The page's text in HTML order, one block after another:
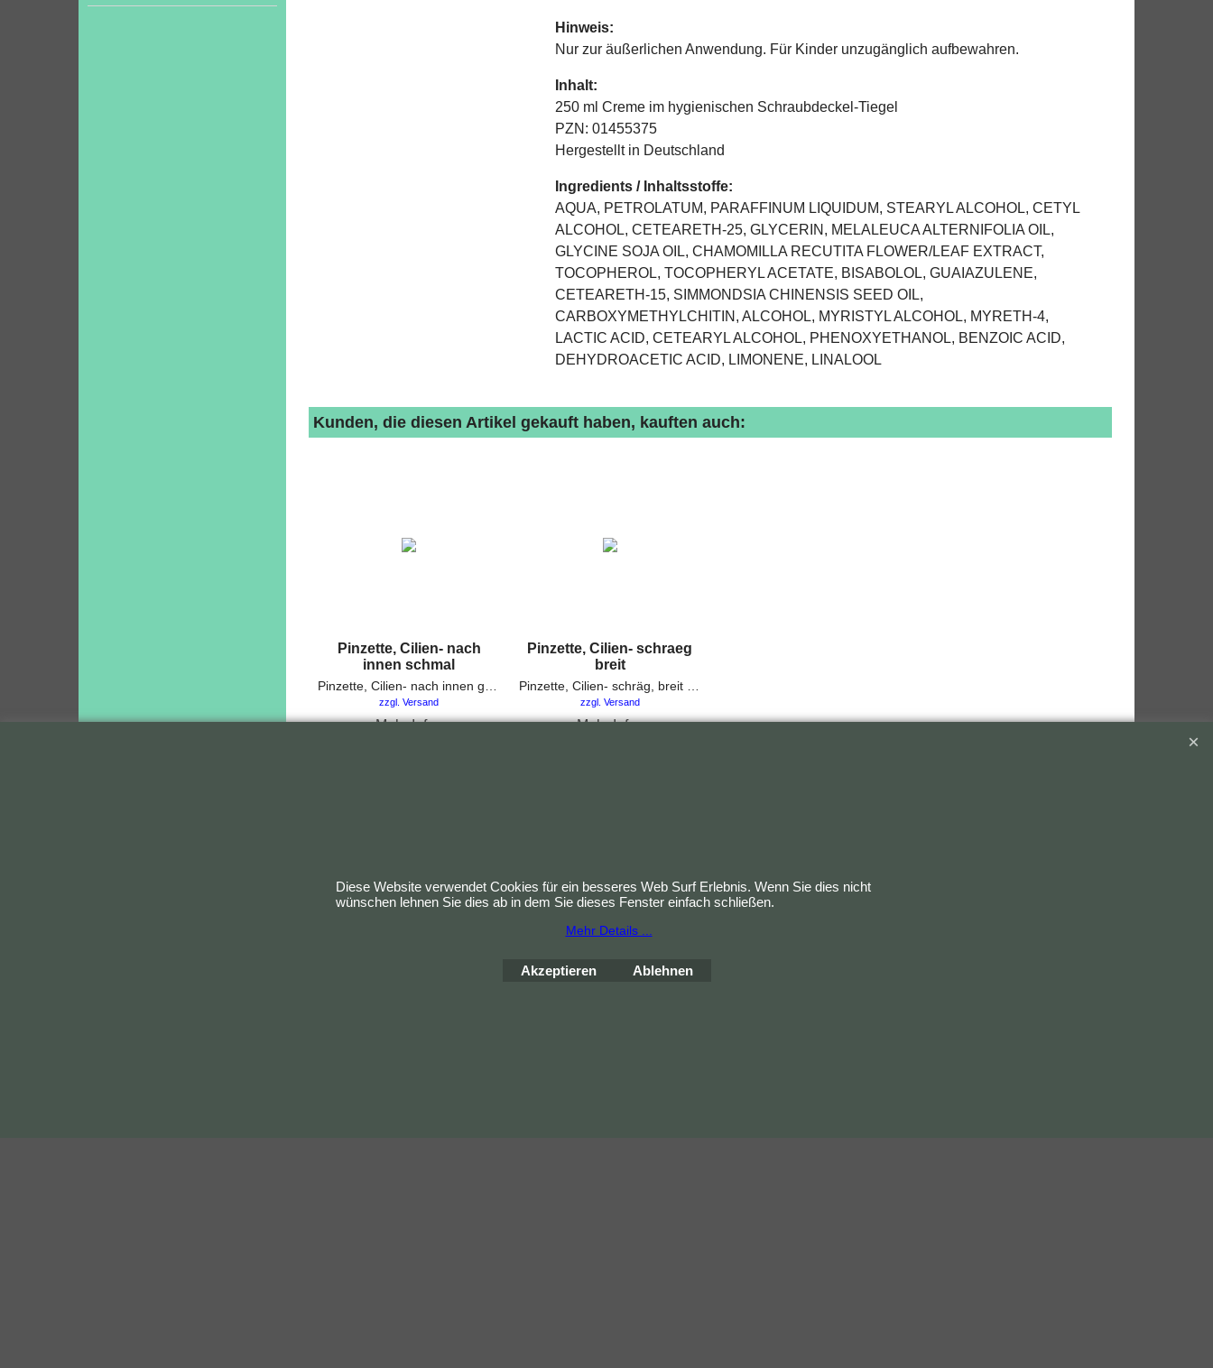
Hinweis:
Nur zur äußerlichen Anwendung. Für Kinder unzugänglich aufbewahren.
Inhalt:
250 ml Creme im hygienischen Schraubdeckel-Tiegel
PZN: 01455375
Hergestellt in Deutschland
Ingredients / Inhaltsstoffe:
AQUA, PETROLATUM, PARAFFINUM LIQUIDUM, STEARYL ALCOHOL, CETYL
ALCOHOL, CETEARETH-25, GLYCERIN, MELALEUCA ALTERNIFOLIA OIL,
GLYCINE SOJA OIL, CHAMOMILLA RECUTITA FLOWER/LEAF EXTRACT,
TOCOPHEROL, TOCOPHERYL ACETATE, BISABOLOL, GUAIAZULENE,
CETEARETH-15, SIMMONDSIA CHINENSIS SEED OIL,
CARBOXYMETHYLCHITIN, ALCOHOL, MYRISTYL ALCOHOL, MYRETH-4,
LACTIC ACID, CETEARYL ALCOHOL, PHENOXYETHANOL, BENZOIC ACID,
DEHYDROACETIC ACID, LIMONENE, LINALOOL
Kunden, die diesen Artikel gekauft haben, kauften auch:
Pinzette, Cilien- nach
innen schmal
zzgl. Versand
Mehr Infos
Pinzette, Cilien- schraeg
breit
zzgl. Versand
Mehr Infos
ShopFactory Shop
Diese Website verwendet Cookies für ein besseres Web Surf Erlebnis. Wenn Sie dies nicht
wünschen lehnen Sie dies ab in dem Sie dieses Fenster einfach schließen.
Mehr Details ...
Akzeptieren Ablehnen